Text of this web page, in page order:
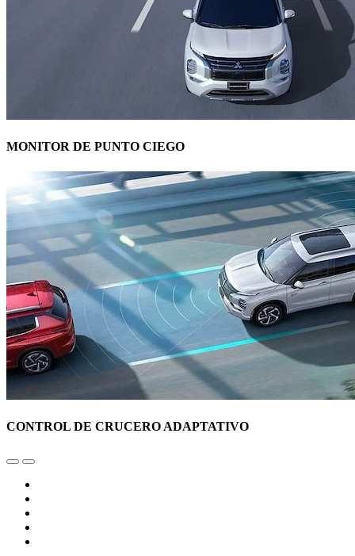
MONITOR DE PUNTO CIEGO
CONTROL DE CRUCERO ADAPTATIVO